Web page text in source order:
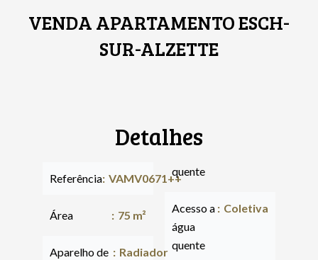
VENDA APARTAMENTO ESCH-
SUR-ALZETTE
Detalhes
Referência VAMV0671++
Área 75 m²
Aparelho de
Radiador
quente
Acesso a
água
quente
Coletiva